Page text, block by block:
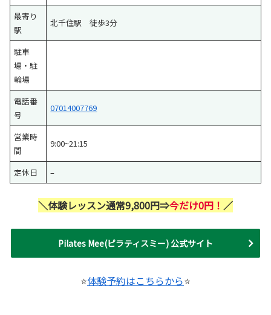
最寄り
駅
北千住駅 徒歩3分
駐車
場・駐
輪場
電話番
号
07014007769
営業時
間
9:00~21:15
定休日 –
＼体験レッスン通常9,800円⇒今だけ0円！ ／
Pilates Mee(ピラティスミー) 公式サイト
⭐体験予約はこちらから⭐